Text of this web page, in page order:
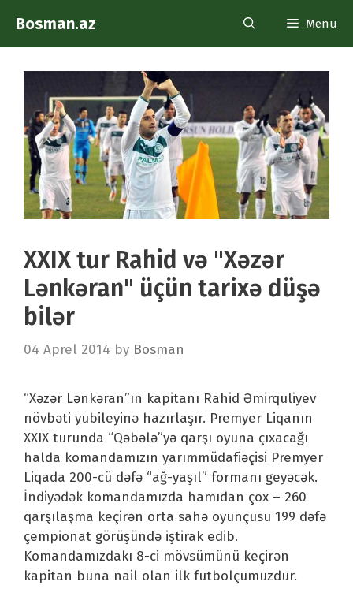
content
Bosman.az Menu
XXIX tur Rahid və "Xəzər
Lənkəran" üçün tarixə düşə
bilər
04 Aprel 2014 by Bosman
“Xəzər Lənkəran”ın kapitanı Rahid Əmirquliyev
növbəti yubileyinə hazırlaşır. Premyer Liqanın
XXIX turunda “Qəbələ”yə qarşı oyuna çıxacağı
halda komandamızın yarımmüdafiəçisi Premyer
Liqada 200-cü dəfə “ağ-yaşıl” formanı geyəcək.
İndiyədək komandamızda hamıdan çox – 260
qarşılaşma keçirən orta sahə oyunçusu 199 dəfə
çempionat görüşündə iştirak edib.
Komandamızdakı 8-ci mövsümünü keçirən
kapitan buna nail olan ilk futbolçumuzdur.